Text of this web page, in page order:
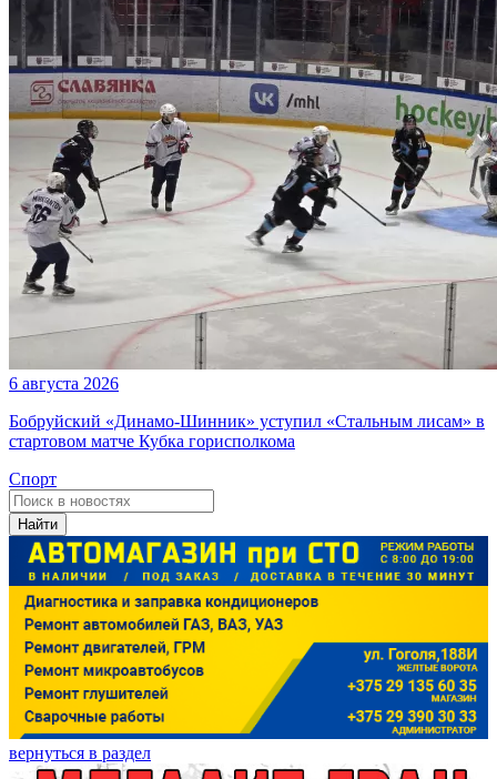
6 августа 2026
Бобруйский «Динамо-Шинник» уступил «Стальным лисам» в
стартовом матче Кубка горисполкома
Спорт
Найти
вернуться в раздел